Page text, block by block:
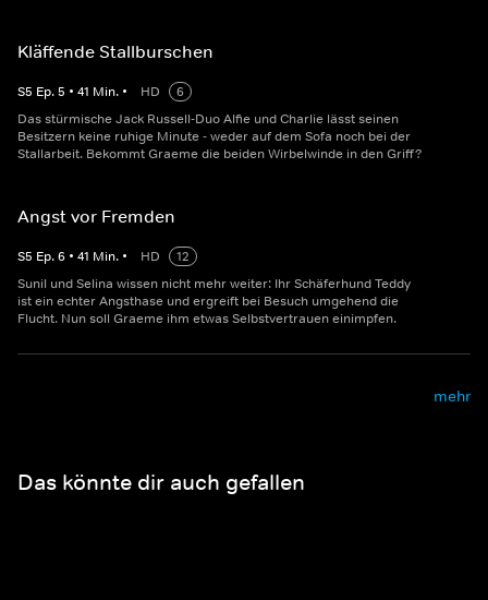
Kläffende Stallburschen
S5 Ep.5 • 41 Min. • HD
6
Das stürmische Jack Russell-Duo Alfie und Charlie lässt seinen
Besitzern keine ruhige Minute - weder auf dem Sofa noch bei der
Stallarbeit. Bekommt Graeme die beiden Wirbelwinde in den Griff?
Angst vor Fremden
S5 Ep.6 • 41 Min. • HD
12
Sunil und Selina wissen nicht mehr weiter: Ihr Schäferhund Teddy
ist ein echter Angsthase und ergreift bei Besuch umgehend die
Flucht. Nun soll Graeme ihm etwas Selbstvertrauen einimpfen.
mehr
Das könnte dir auch gefallen